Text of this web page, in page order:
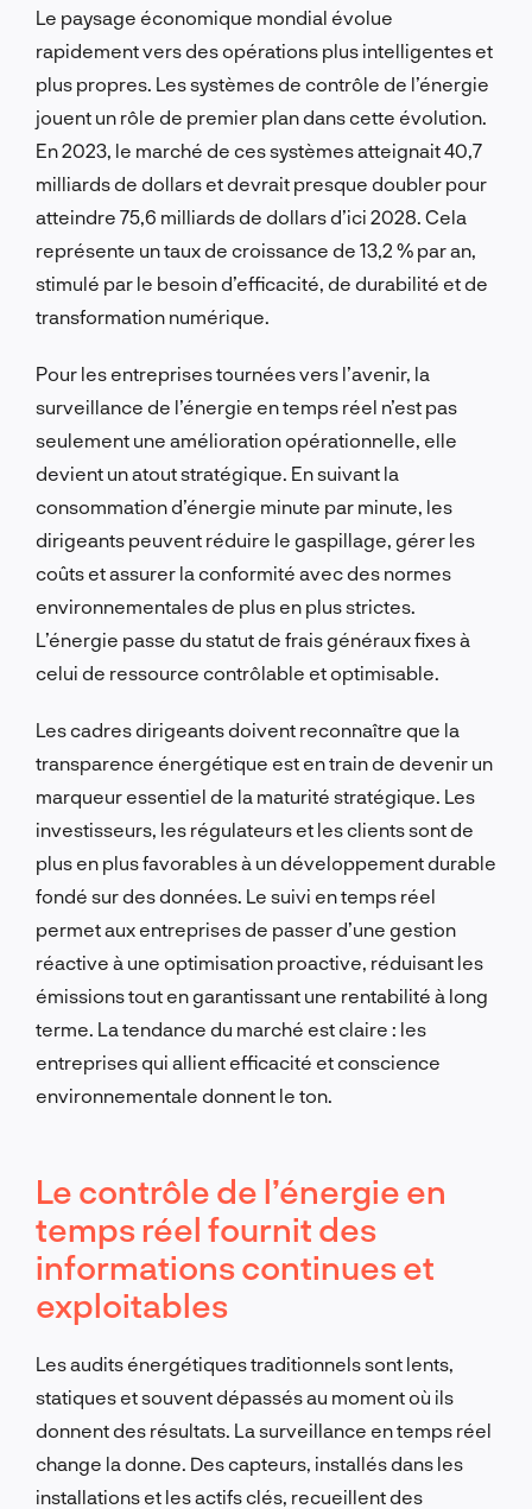
Le paysage économique mondial évolue
rapidement vers des opérations plus intelligentes et
plus propres. Les systèmes de contrôle de l’énergie
jouent un rôle de premier plan dans cette évolution.
En 2023, le marché de ces systèmes atteignait 40,7
milliards de dollars et devrait presque doubler pour
atteindre 75,6 milliards de dollars d’ici 2028. Cela
représente un taux de croissance de 13,2 % par an,
stimulé par le besoin d’efficacité, de durabilité et de
transformation numérique.
Pour les entreprises tournées vers l’avenir, la
surveillance de l’énergie en temps réel n’est pas
seulement une amélioration opérationnelle, elle
devient un atout stratégique. En suivant la
consommation d’énergie minute par minute, les
dirigeants peuvent réduire le gaspillage, gérer les
coûts et assurer la conformité avec des normes
environnementales de plus en plus strictes.
L’énergie passe du statut de frais généraux fixes à
celui de ressource contrôlable et optimisable.
Les cadres dirigeants doivent reconnaître que la
transparence énergétique est en train de devenir un
marqueur essentiel de la maturité stratégique. Les
investisseurs, les régulateurs et les clients sont de
plus en plus favorables à un développement durable
fondé sur des données. Le suivi en temps réel
permet aux entreprises de passer d’une gestion
réactive à une optimisation proactive, réduisant les
émissions tout en garantissant une rentabilité à long
terme. La tendance du marché est claire : les
entreprises qui allient efficacité et conscience
environnementale donnent le ton.
Le contrôle de l’énergie en
temps réel fournit des
informations continues et
exploitables
Les audits énergétiques traditionnels sont lents,
statiques et souvent dépassés au moment où ils
donnent des résultats. La surveillance en temps réel
change la donne. Des capteurs, installés dans les
installations et les actifs clés, recueillent des